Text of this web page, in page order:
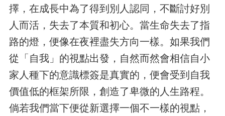
擇，在成長中為了得到別人認同，不斷討好別
人而活，失去了本質和初心。當生命失去了指
路的燈，便像在夜裡盡失方向一樣。如果我們
從「自我」的視點出發，自然而然會相信自小
家人種下的意識標簽是真實的，便會受到自我
價值低的框架所限，創造了卑微的人生路程。
倘若我們當下便從新選擇一個不一樣的視點，